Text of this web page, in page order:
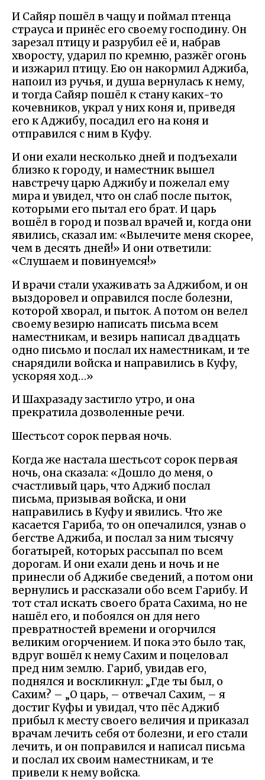
И Сайяр пошёл в чащу и поймал птенца
страуса и принёс его своему господину. Он
зарезал птицу и разрубил её и, набрав
хворосту, ударил по кремню, разжёг огонь
и изжарил птицу. Ею он накормил Аджиба,
напоил из ручья, и душа вернулась к нему,
и тогда Сайяр пошёл к стану каких-то
кочевников, украл у них коня и, приведя
его к Аджибу, посадил его на коня и
отправился с ним в Куфу.
И они ехали несколько дней и подъехали
близко к городу, и наместник вышел
навстречу царю Аджибу и пожелал ему
мира и увидел, что он слаб после пыток,
которыми его пытал его брат. И царь
вошёл в город и позвал врачей и, когда они
явились, сказал им: «Вылечите меня скорее,
чем в десять дней!» И они ответили:
«Слушаем и повинуемся!»
И врачи стали ухаживать за Аджибом, и он
выздоровел и оправился после болезни,
которой хворал, и пыток. А потом он велел
своему везирю написать письма всем
наместникам, и везирь написал двадцать
одно письмо и послал их наместникам, и те
снарядили войска и направились в Куфу,
ускоряя ход…»
И Шахразаду застигло утро, и она
прекратила дозволенные речи.
Шестьсот сорок первая ночь.
Когда же настала шестьсот сорок первая
ночь, она сказала: «Дошло до меня, о
счастливый царь, что Аджиб послал
письма, призывая войска, и они
направились в Куфу и явились. Что же
касается Гариба, то он опечалился, узнав о
бегстве Аджиба, и послал за ним тысячу
богатырей, которых рассыпал по всем
дорогам. И они ехали день и ночь и не
принесли об Аджибе сведений, а потом они
вернулись и рассказали обо всем Гарибу. И
тот стал искать своего брата Сахима, но не
нашёл его, и побоялся он для него
превратностей времени и огорчился
великим огорчением. И пока это было так,
вдруг вошёл к нему Сахим и поцеловал
пред ним землю. Гариб, увидав его,
поднялся и воскликнул: „Где ты был, о
Сахим? – „О царь, – отвечал Сахим, – я
достиг Куфы и увидал, что пёс Аджиб
прибыл к месту своего величия и приказал
врачам лечить себя от болезни, и его стали
лечить, и он поправился и написал письма
и послал их своим наместникам, и те
привели к нему войска.